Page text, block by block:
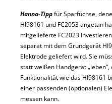
Hanna-Tippfür Sparfüchse,
HI98161 und FC2053 angetan
mitgelieferte FC2023
separat mit dem Grundgerät
Elektrode geliefert wird. Sie
statt weißen Handgerät
Funktionalität wie das HI98161
einer passenden (optionalen)
messen kann.